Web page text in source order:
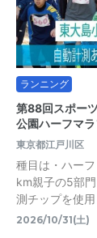
ランニング
第88回スポー
公園ハーフマ
東京都江戸川区
種目は・ハー
km親子の5部
測チップを使
2026/10/31(土)